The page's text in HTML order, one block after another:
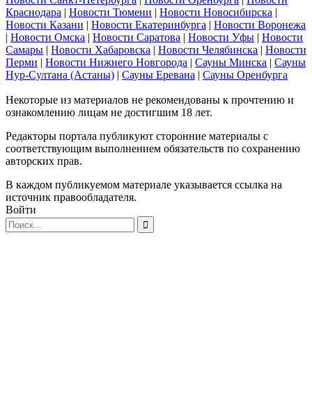
Краснодара | Новости Тюмени | Новости Новосибирска |
Новости Казани | Новости Екатеринбурга | Новости Воронежа
| Новости Омска | Новости Саратова | Новости Уфы | Новости
Самары | Новости Хабаровска | Новости Челябинска | Новости
Перми | Новости Нижнего Новгорода | Сауны Минска | Сауны
Нур-Султана (Астаны) | Сауны Еревана | Сауны Оренбурга
Некоторые из материалов не рекомендованы к прочтению и
ознакомлению лицам не достигшим 18 лет.
Редакторы портала публикуют сторонние материалы с
соответствующим выполнением обязательств по сохранению
авторских прав.
В каждом публикуемом материале указывается ссылка на
источник правообладателя.
Войти